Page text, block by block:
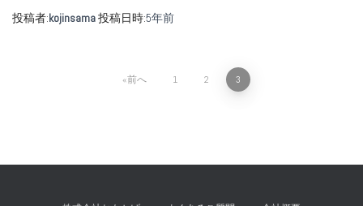
投稿者:kojinsama投稿日時:5年前
の
前へ 1 2 3